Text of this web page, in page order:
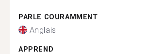
PARLE COURAMMENT
Anglais
APPREND